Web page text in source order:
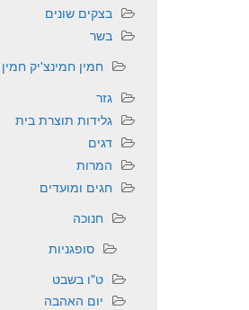
בצקים שונים
בשר
חמין חמינצ'יק
גזר
גלידות תוצרת בית
דגים
המרות
חגים ומועדים
חנוכה
סופגניות
ט"ו בשבט
יום האהבה